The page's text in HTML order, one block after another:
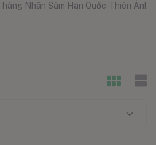
Nhân Sâm Hàn Quốc-Thiên Ân!